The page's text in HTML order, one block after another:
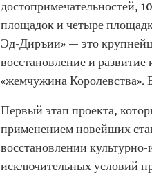
достопримечательностей,
площадок и четыре
Эд-Диръии» — это
восстановление и
«жемчужина Королевства».
Первый этап проекта,
применением новейших
восстановлении
исключительных условий